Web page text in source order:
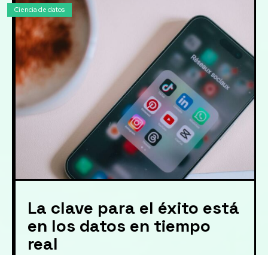
Ciencia de datos
La clave para el éxito está
en los datos en tiempo
real